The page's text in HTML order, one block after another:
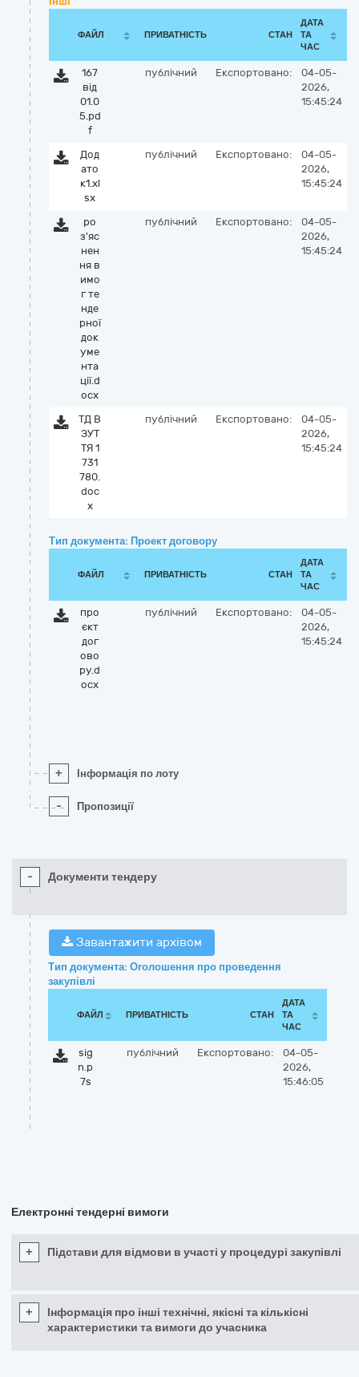
ФАЙЛ ПРИВАТНІСТЬ СТАН
ДАТА
ТА
ЧАС
167
від
01.0
5.pd
f
публічний Експортовано:
04-05-
2026,
15:45:24
Дод
ато
к1.xl
sx
публічний Експортовано:
04-05-
2026,
15:45:24
ро
з'яс
нен
ня в
имо
г те
нде
рної
док
уме
нта
ції.d
ocx
публічний Експортовано:
04-05-
2026,
15:45:24
ТД В
ЗУТ
ТЯ 1
731
780.
doc
x
публічний Експортовано:
04-05-
2026,
15:45:24
Тип документа: Проект договору
ФАЙЛ ПРИВАТНІСТЬ СТАН
ДАТА
ТА
ЧАС
про
єкт
дог
ово
ру.d
ocx
публічний Експортовано:
04-05-
2026,
15:45:24
+ Інформація по лоту
- Пропозиції
- Документи тендеру
Завантажити архівом
Тип документа: Оголошення про проведення
закупівлі
ФАЙЛ ПРИВАТНІСТЬ СТАН
ДАТА
ТА
ЧАС
sig
n.p
7s
публічний Експортовано:
04-05-
2026,
15:46:05
Електронні тендерні вимоги
+ Підстави для відмови в участі у процедурі закупівлі
+
Інформація про інші технічні, якісні та кількісні
характеристики та вимоги до учасника